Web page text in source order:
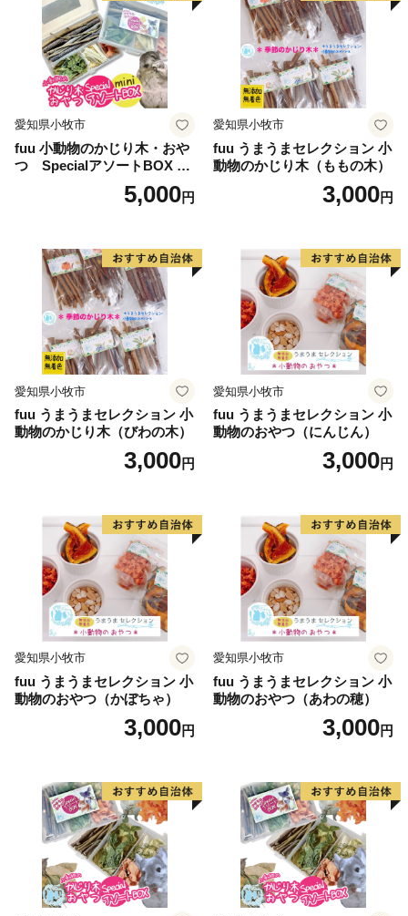
愛知県小牧市
fuu 小動物のかじり木・おや
つ SpecialアソートBOX mi
5,000円
愛知県小牧市
fuu うまうまセレクション 小
動物のかじり木（ももの木）
3,000円
愛知県小牧市
fuu うまうまセレクション 小
動物のかじり木（びわの木）
3,000円
愛知県小牧市
fuu うまうまセレクション 小
動物のおやつ（にんじん）
3,000円
愛知県小牧市
fuu うまうまセレクション 小
動物のおやつ（かぼちゃ）
3,000円
愛知県小牧市
fuu うまうまセレクション 小
動物のおやつ（あわの穂）
3,000円